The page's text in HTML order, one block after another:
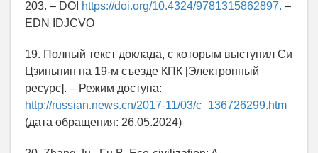
203. – DOI https://doi.org/10.4324/9781315862897. –
EDN IDJCVO
19. Полный текст доклада, с которым выступил Си
Цзиньпин на 19-м съезде КПК [Электронный
ресурс]. – Режим доступа:
http://russian.news.cn/2017-11/03/c_136726299.htm
(дата обращения: 26.05.2024)